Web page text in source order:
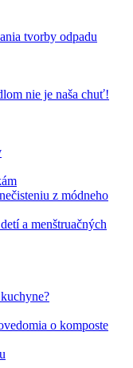
tvorby odpadu
nie je naša chuť!
z módneho
a menštruačných
o komposte